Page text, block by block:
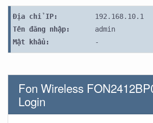
Địa chỉ IP:
192.168.10.1
Tên đăng nhập:
admin
Mật khẩu:
-
Fon Wireless
Login